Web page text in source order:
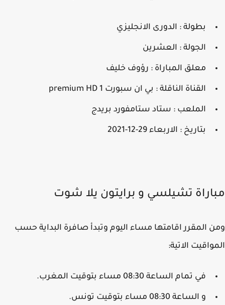
بطولة : الدورى الانجليزي
الجولة : العشرين
معلق المباراة : رؤوف خليف
القناة الناقلة : بي ان سبورت premium HD 1
الملعب : ستاد ستامفورد بريدج
بتاريخ : الاربعاء 29-12-2021
تشيلسي و برايتون يلا شوت
المقرر اقامتها مساء اليوم وتبدأ صافرة البداية حسب
الاتية:
في تمام الساعة 08:30 مساء بتوقيت المغرب.
و الساعة 08:30 مساء بتوقيت تونس.